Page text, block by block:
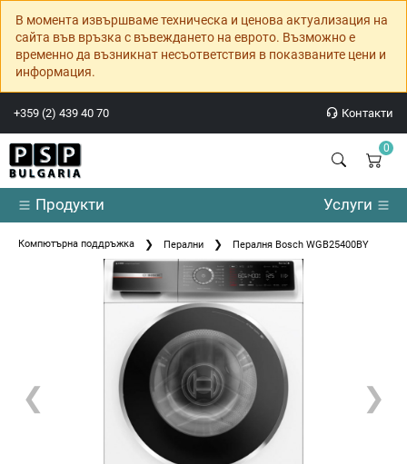
В момента извършваме техническа и ценова актуализация на
сайта във връзка с въвеждането на еврото. Възможно е
временно да възникнат несъответствия в показваните цени и
информация.
+359 (2) 439 40 70 Контакти
0
Продукти Услуги
Компютърна поддръжка Перални Пералня Bosch WGB25400BY
❮ ❯